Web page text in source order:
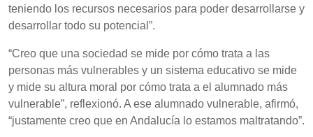
teniendo los recursos necesarios para poder desarrollarse y
desarrollar todo su potencial”.
“Creo que una sociedad se mide por cómo trata a las
personas más vulnerables y un sistema educativo se mide
y mide su altura moral por cómo trata a el alumnado más
vulnerable”, reflexionó. A ese alumnado vulnerable, afirmó,
“justamente creo que en Andalucía lo estamos maltratando”.